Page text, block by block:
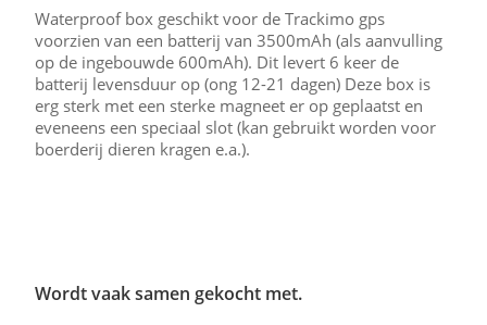
Waterproof box geschikt voor de Trackimo gps
voorzien van een batterij van 3500mAh (als aanvulling
op de ingebouwde 600mAh). Dit levert 6 keer de
batterij levensduur op (ong 12-21 dagen) Deze box is
erg sterk met een sterke magneet er op geplaatst en
eveneens een speciaal slot (kan gebruikt worden voor
boerderij dieren kragen e.a.).
Wordt vaak samen gekocht met.